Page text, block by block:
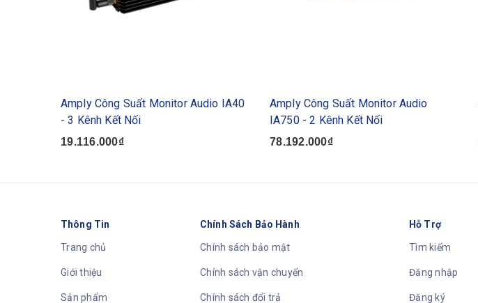
Amply Công Suất Monitor Audio IA40
- 3 Kênh Kết Nối
19.116.000₫
Amply Công Suất Monitor Audio
IA750 - 2 Kênh Kết Nối
78.192.000₫
Thông Tin
Trang chủ
Giới thiệu
Sản phẩm
Chính Sách Bảo Hành
Chính sách bảo mật
Chính sách vận chuyển
Chính sách đổi trả
Hỗ Trợ
Tìm kiếm
Đăng nhập
Đăng ký